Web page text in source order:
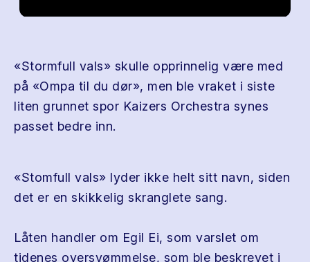
«Stormfull vals» skulle opprinnelig være med
på «Ompa til du dør», men ble vraket i siste
liten grunnet spor Kaizers Orchestra synes
passet bedre inn.
«Stomfull vals» lyder ikke helt sitt navn, siden
det er en skikkelig skranglete sang.
Låten handler om Egil Ei, som varslet om
tidenes oversvømmelse, som ble beskrevet i